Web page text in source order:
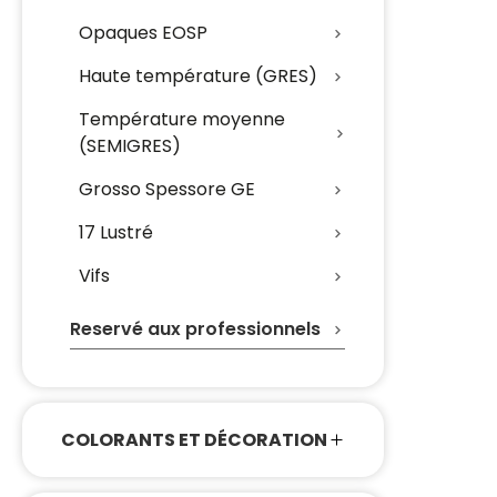
Opaques EOSP
Haute température (GRES)
Température moyenne
(SEMIGRES)
Grosso Spessore GE
17 Lustré
Vifs
Reservé aux professionnels
COLORANTS ET DÉCORATION